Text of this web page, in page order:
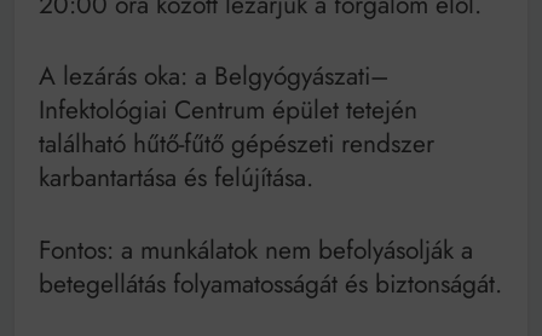
Mindenki a világot akarja uralni – de nem csak a 80-
működik, ha jól van felújítva
A lezárás oka: a Belgyógyászati–
Infektológiai Centrum épület tetején
található hűtő-fűtő gépészeti rendszer
karbantartása és felújítása.
Fontos: a munkálatok nem befolyásolják a
betegellátás folyamatosságát és biztonságát.